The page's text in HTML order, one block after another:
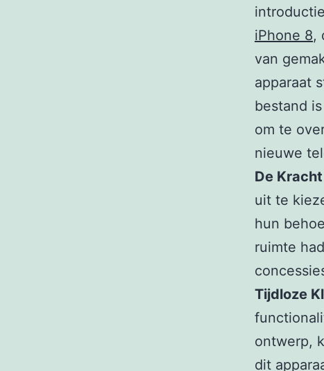
iPhone 8,
van
apparaat
bestand
om te
nieuwe
De
uit te
hun
ruimte
Tijdloze
ontwerp,
dit